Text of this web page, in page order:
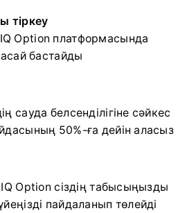
тіркеу
Option платформасында
бастайды
сауда белсенділігіне сәйкес
50%-ға дейін аласыз
Option сіздің табысыңызды
пайдаланып төлейді